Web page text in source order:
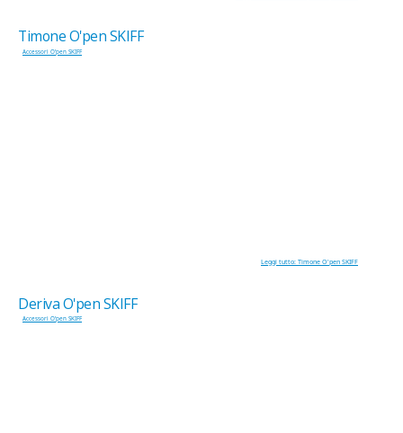
Timone O'pen SKIFF
Accessori O'pen SKIFF
Leggi tutto: Timone O'pen SKIFF
Deriva O'pen SKIFF
Accessori O'pen SKIFF